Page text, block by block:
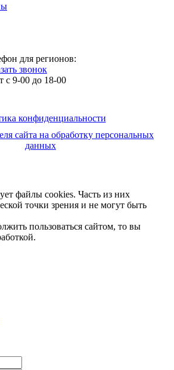
для регионов:
звонок
c 9-00 до 18-00
конфиденциальности
сайта на обработку персональных
данных
файлы cookies. Часть из них
точки зрения и не могут быть
пользоваться сайтом, то вы